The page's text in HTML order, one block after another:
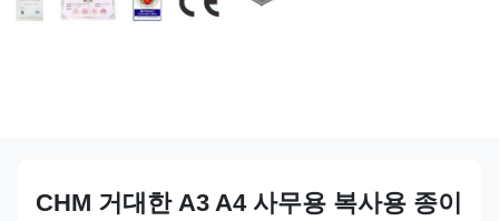
CHM 거대한 A3 A4 사무용 복사용 종이